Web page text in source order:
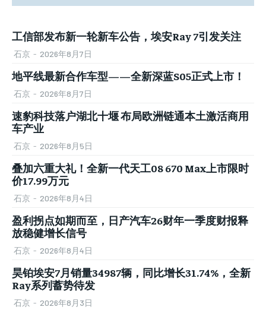
工信部发布新一轮新车公告，埃安Ray 7引发关注
石京 - 2026年8月7日
地平线最新合作车型——全新深蓝S05正式上市！
石京 - 2026年8月7日
速豹科技落户湖北十堰 布局欧洲链通本土激活商用
车产业
石京 - 2026年8月5日
叠加六重大礼！全新一代天工08 670 Max上市限时
价17.99万元
石京 - 2026年8月4日
盈利拐点如期而至，日产汽车26财年一季度财报释
放稳健增长信号
石京 - 2026年8月4日
昊铂埃安7月销量34987辆，同比增长31.74%，全新
Ray系列蓄势待发
石京 - 2026年8月3日